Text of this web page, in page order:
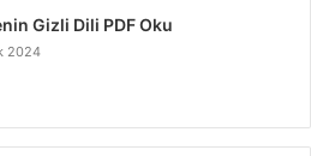
Gizli Dili PDF Oku
2024